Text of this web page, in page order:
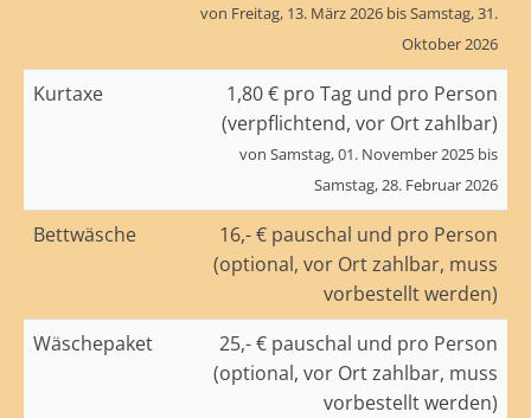
von Freitag, 13. März 2026 bis Samstag, 31.
Oktober 2026
Kurtaxe
1,80 € pro Tag und pro Person
(verpflichtend, vor Ort zahlbar)
von Samstag, 01. November 2025 bis
Samstag, 28. Februar 2026
Bettwäsche
16,- € pauschal und pro Person
(optional, vor Ort zahlbar, muss
vorbestellt werden)
Wäschepaket
25,- € pauschal und pro Person
(optional, vor Ort zahlbar, muss
vorbestellt werden)